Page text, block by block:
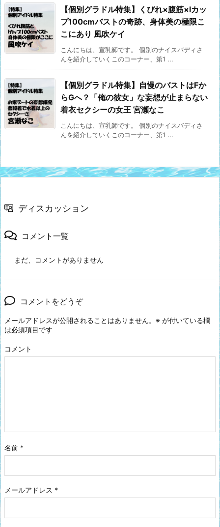
【個別グラドル特集】くびれ×腹筋×Iカッ
プ100cmバストの奇跡、身体美の極限こ
こにあり 風吹ケイ
こんにちは、宣乳師です。 個別のナイスバディさ
んを紹介していくこのコーナー、第1 ...
【個別グラドル特集】自慢のバストはFか
らGへ？「俺の彼女」な妄想が止まらない
着衣セクシーの女王 宮瀬なこ
こんにちは、宣乳師です。 個別のナイスバディさ
んを紹介していくこのコーナー、第1 ...
ディスカッション
コメント一覧
まだ、コメントがありません
コメントをどうぞ
メールアドレスが公開されることはありません。 ※ が付いている欄
は必須項目です
コメント
名前 *
メールアドレス *